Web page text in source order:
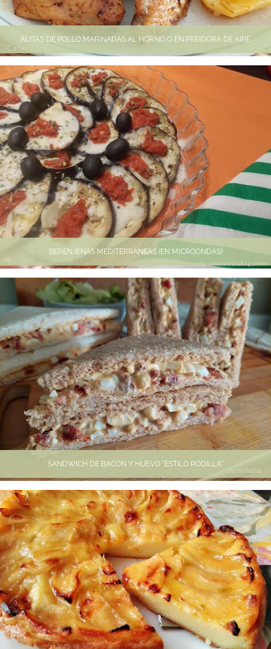
ALITAS DE POLLO MARINADAS AL HORNO O EN FREIDORA DE AIRE
BERENJENAS MEDITERRÁNEAS (EN MICROONDAS)
SANDWICH DE BACON Y HUEVO "ESTILO RODILLA"